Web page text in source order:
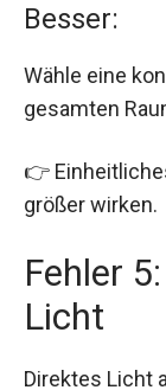
Besser:
Wähle eine
gesamten
👉
größer wirken.
Fehler
Licht
Direktes Licht